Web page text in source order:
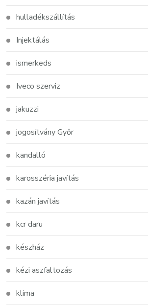
hulladékszállítás
Injektálás
ismerkeds
Iveco szerviz
jakuzzi
jogosítvány Győr
kandalló
karosszéria javítás
kazán javítás
kcr daru
készház
kézi aszfaltozás
klíma